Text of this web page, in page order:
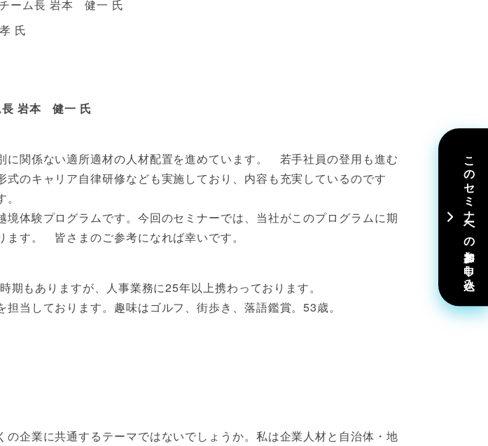
ーム長 岩本 健一 氏
氏
長 岩本 健一 氏
関係ない適所適材の人材配置を進めています。 若手社員の登用も進む
のキャリア自律研修なども実施しており、内容も充実しているのです
体験プログラムです。今回のセミナーでは、当社がこのプログラムに期
す。 皆さまのご参考になれば幸いです。
もありますが、人事業務に25年以上携わっております。
当しております。趣味はゴルフ、街歩き、落語鑑賞。53歳。
企業に共通するテーマではないでしょうか。私は企業人材と自治体・地
このセミナーへの参加お申し込み